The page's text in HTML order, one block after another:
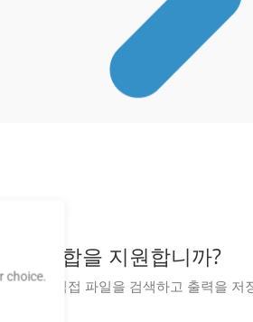
의 통합을 지원합니까?
없이 직접 파일을 검색하고 출력을 저
choice.